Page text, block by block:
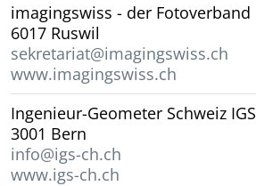
imagingswiss - der Fotoverband
6017 Ruswil
sekretariat@imagingswiss.ch
www.imagingswiss.ch
Ingenieur-Geometer Schweiz IGS
3001 Bern
info@igs-ch.ch
www.igs-ch.ch